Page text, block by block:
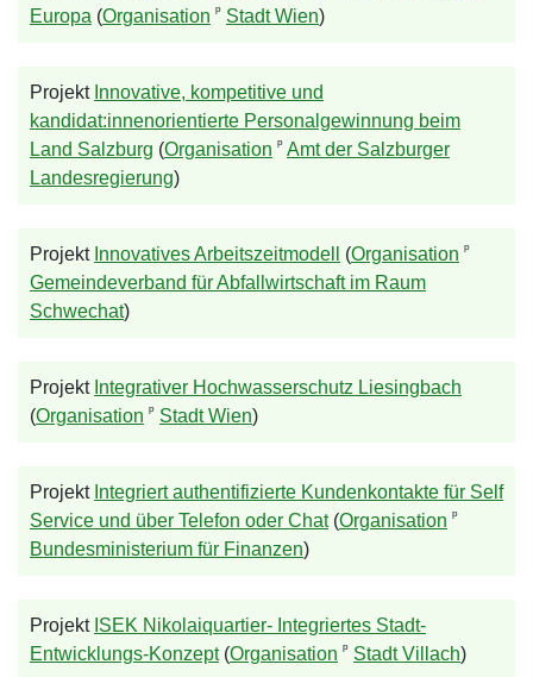
Europa (Organisation ᵖ Stadt Wien)
Projekt Innovative, kompetitive und
kandidat:innenorientierte Personalgewinnung beim
Land Salzburg (Organisation ᵖ Amt der Salzburger
Landesregierung)
Projekt Innovatives Arbeitszeitmodell (Organisation ᵖ
Gemeindeverband für Abfallwirtschaft im Raum
Schwechat)
Projekt Integrativer Hochwasserschutz Liesingbach
(Organisation ᵖ Stadt Wien)
Projekt Integriert authentifizierte Kundenkontakte für Self
Service und über Telefon oder Chat(Organisation ᵖ
Bundesministerium für Finanzen)
Projekt ISEK Nikolaiquartier- Integriertes Stadt-
Entwicklungs-Konzept(Organisation ᵖ Stadt Villach)